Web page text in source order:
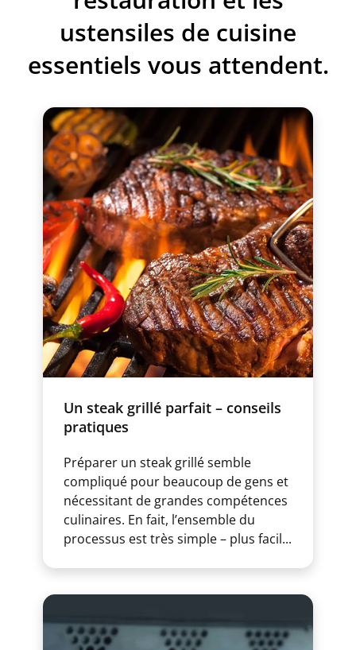
Téléchargement PDF
ustensiles de cuisine
essentiels vous attendent.
Un steak grillé parfait – conseils
pratiques
Préparer un steak grillé semble
compliqué pour beaucoup de gens et
nécessitant de grandes compétences
culinaires. En fait, l’ensemble du
processus est très simple – plus facil...